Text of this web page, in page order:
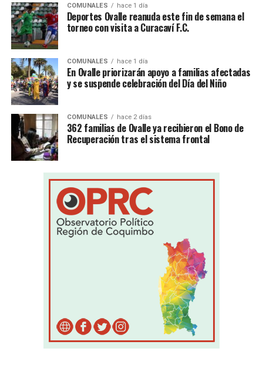
COMUNALES hace 1 día
Deportes Ovalle reanuda este fin de semana el
torneo con visita a Curacaví F.C.
COMUNALES hace 1 día
En Ovalle priorizarán apoyo a familias afectadas
y se suspende celebración del Día del Niño
COMUNALES hace 2 días
362 familias de Ovalle ya recibieron el Bono de
Recuperación tras el sistema frontal